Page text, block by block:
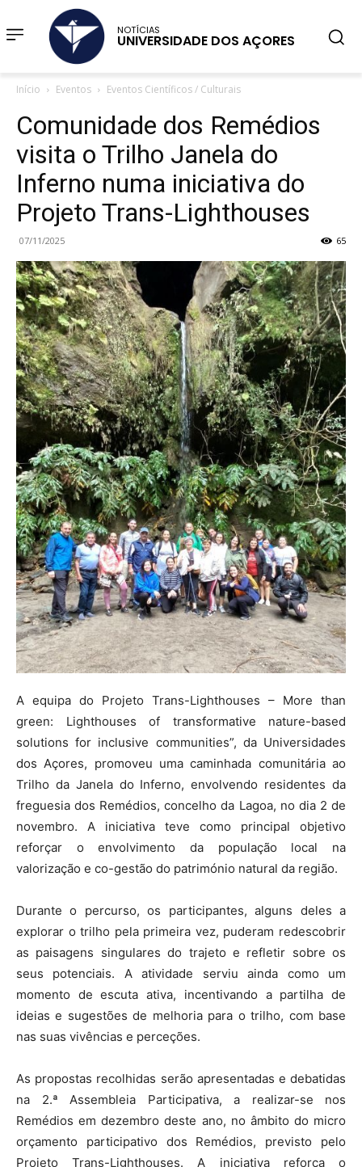
NOTÍCIAS
UNIVERSIDADE DOS AÇORES
Início Eventos Eventos Científicos / Culturais
Comunidade dos Remédios
visita o Trilho Janela do
Inferno numa iniciativa do
Projeto Trans-Lighthouses
07/11/2025 65
A equipa do Projeto Trans-Lighthouses – More than
green: Lighthouses of transformative nature-based
solutions for inclusive communities”, da Universidades
dos Açores, promoveu uma caminhada comunitária ao
Trilho da Janela do Inferno, envolvendo residentes da
freguesia dos Remédios, concelho da Lagoa, no dia 2 de
novembro. A iniciativa teve como principal objetivo
reforçar o envolvimento da população local na
valorização e co-gestão do património natural da região.
Durante o percurso, os participantes, alguns deles a
explorar o trilho pela primeira vez, puderam redescobrir
as paisagens singulares do trajeto e refletir sobre os
seus potenciais. A atividade serviu ainda como um
momento de escuta ativa, incentivando a partilha de
ideias e sugestões de melhoria para o trilho, com base
nas suas vivências e perceções.
As propostas recolhidas serão apresentadas e debatidas
na 2.ª Assembleia Participativa, a realizar-se nos
Remédios em dezembro deste ano, no âmbito do micro
orçamento participativo dos Remédios, previsto pelo
Projeto Trans-Lighthouses. A iniciativa reforça o